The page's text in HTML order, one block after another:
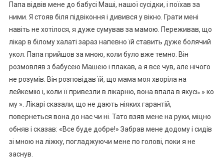
Папа відвів мене до бабусі Маші, нашої сусідки, і поїхав за
ними. Я стояв біля підвіконня і дивився у вікно. Грати мені
навіть не хотілося, я дуже сумував за мамою. Переживав, що
лікар в білому халаті зараз напевно їй ставить дуже болячий
укол. Папа прийшов за мною, коли було вже темно. Він
розмовляв з бабусею Машею і плакав, а я все чув, але нічого
не розумів. Він розповідав їй, що мама моя хворіла на
лейкемію і, коли її привезли в лікарню, вона впала в якусь » ко
му ». Лікарі сказали, що не дають ніяких гарантій,
повернеться вона до нас чи ні. Тато взяв мене на руки, міцно
обняв і сказав: «Все буде добре!» Забрав мене додому і сидів
зі мною на ліжку, погладжуючи мене по голові, поки я не
заснув.